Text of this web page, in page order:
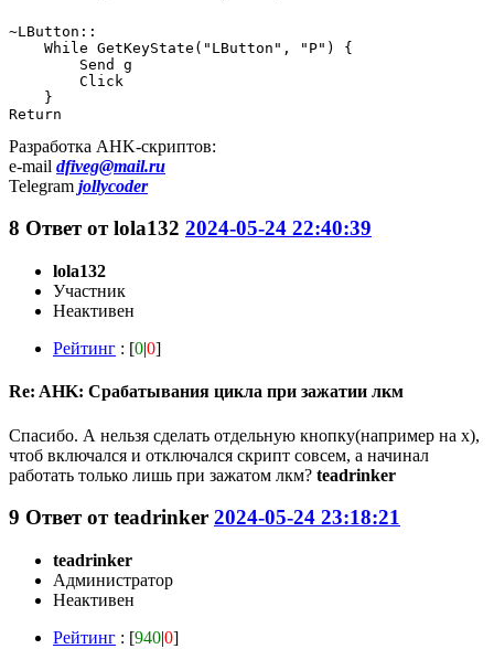
~LButton::
    While GetKeyState("LButton", "P") {
        Send g
        Click
    }
Return
Разработка AHK-скриптов:
e-mail dfiveg@mail.ru
Telegram jollycoder
8 Ответ отlola132 2024-05-24 22:40:39
lola132
Участник
Неактивен
Рейтинг : [0|0]
Re: AHK: Срабатывания цикла при зажатии лкм
Спасибо. А нельзя сделать отдельную кнопку(например на x),
чтоб включался и отключался скрипт совсем, а начинал
работать только лишь при зажатом лкм? teadrinker
9 Ответ отteadrinker 2024-05-24 23:18:21
teadrinker
Администратор
Неактивен
Рейтинг : [940|0]